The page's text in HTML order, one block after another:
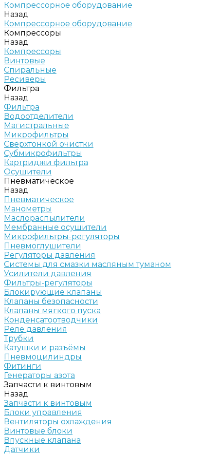
Компрессорное оборудование
Назад
Компрессорное оборудование
Компрессоры
Назад
Компрессоры
Винтовые
Спиральные
Ресиверы
Фильтра
Назад
Фильтра
Водоотделители
Магистральные
Микрофильтры
Сверхтонкой очистки
Субмикрофильтры
Картриджи фильтра
Осушители
Пневматическое
Назад
Пневматическое
Манометры
Маслораспылители
Мембранные осушители
Микрофильтры-регуляторы
Пневмоглушители
Регуляторы давления
Системы для смазки масляным туманом
Усилители давления
Фильтры-регуляторы
Блокирующие клапаны
Клапаны безопасности
Клапаны мягкого пуска
Конденсатоотводчики
Реле давления
Трубки
Катушки и разъёмы
Пневмоцилиндры
Фитинги
Генераторы азота
Запчасти к винтовым
Назад
Запчасти к винтовым
Блоки управления
Вентиляторы охлаждения
Винтовые блоки
Впускные клапана
Датчики